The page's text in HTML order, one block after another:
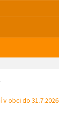
v obci do 31.7.2026